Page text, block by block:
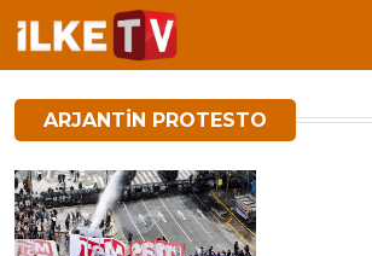
ARJANTIN PROTESTO